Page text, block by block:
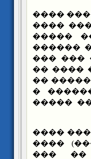
�� ���
�����
�����
������
������
��
��
�����
"��
�����
����